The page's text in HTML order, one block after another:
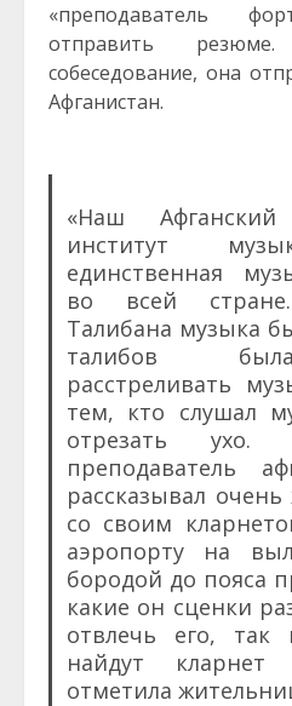
«преподаватель
отправить
собеседование, она
Афганистан.
«Наш Афганский
институт
единственная
во всей
Талибана музыка
талибов
расстреливать
тем, кто слушал
отрезать
преподаватель
рассказывал
со своим
аэропорту на
бородой до пояса
какие он сценки
отвлечь его, так
найдут
отметила